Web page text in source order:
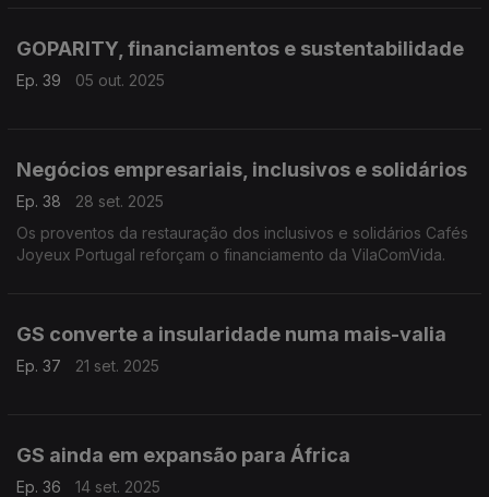
GOPARITY, financiamentos e sustentabilidade
Ep. 39 05 out. 2025
Negócios empresariais, inclusivos e solidários
Ep. 38
28 set. 2025
Os proventos da restauração dos inclusivos e solidários Cafés
Joyeux Portugal reforçam o financiamento da VilaComVida.
GS converte a insularidade numa mais-valia
Ep. 37 21 set. 2025
GS ainda em expansão para África
Ep. 36 14 set. 2025